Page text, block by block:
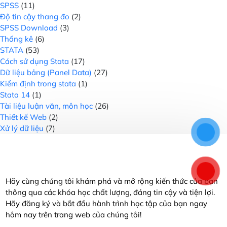
SPSS (11)
Độ tin cậy thang đo (2)
SPSS Download (3)
Thống kê (6)
STATA (53)
Cách sử dụng Stata (17)
Dữ liệu bảng (Panel Data) (27)
Kiểm định trong stata (1)
Stata 14 (1)
Tài liệu luận văn, môn học (26)
Thiết kế Web (2)
Xử lý dữ liệu (7)
Hãy cùng chúng tôi khám phá và mở rộng kiến thức của bạn
thông qua các khóa học chất lượng, đáng tin cậy và tiện lợi.
Hãy đăng ký và bắt đầu hành trình học tập của bạn ngay
hôm nay trên trang web của chúng tôi!